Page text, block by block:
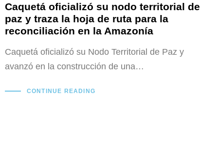
Caquetá oficializó su nodo territorial de
paz y traza la hoja de ruta para la
reconciliación en la Amazonía
Caquetá oficializó su Nodo Territorial de Paz y
avanzó en la construcción de una…
CONTINUE READING